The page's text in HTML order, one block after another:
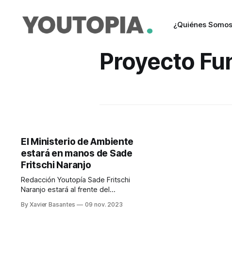
¿Quiénes
Proyecto
El Ministerio de Ambiente
estará en manos de Sade
Fritschi Naranjo
Redacción Youtopía Sade Fritschi
Naranjo estará al frente del
Transición Ecológica (Maate),
By Xavier Basantes 09 nov. 2023